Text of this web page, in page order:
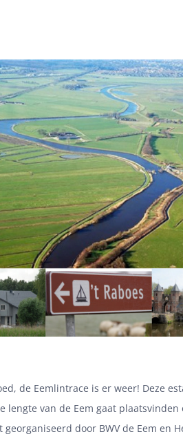
de Eemlintrace is er weer! Deze
lengte van de Eem gaat plaatsvinden
door BWV de Eem en